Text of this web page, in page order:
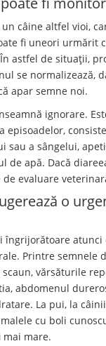
câine altfel vioi,
fi uneori urmărit
astfel de situații,
se normalizează,
apar semne noi.
ignorare.
episoadelor,
sau a sângelui,
de apă. Dacă
de evaluare
o
îngrijorătoare atunci
Printre semnele
vărsăturile
abdomenul
La pui, la
cu boli
mare.